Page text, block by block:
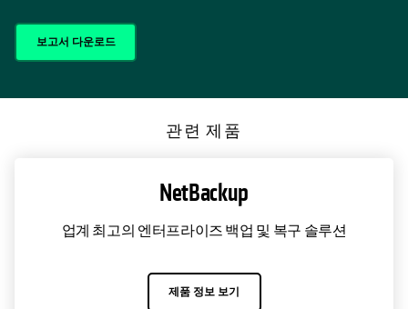
보고서 다운로드
관련 제품
NetBackup
업계 최고의 엔터프라이즈 백업 및 복구 솔루션
제품 정보 보기